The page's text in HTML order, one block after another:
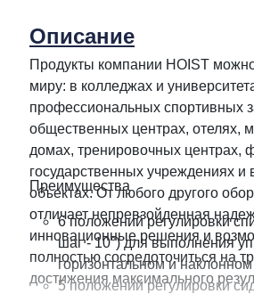
Описание
Продукты компании HOIST
миру: в колледжах и
профессиональных спортивных
общественных центрах, отелях,
домах, тренировочных центрах,
государственных учреждениях и
объектах. От любого другого
отличает непревзойденная
инновационные решения и
полностью сосредоточиться на
достижения максимального
Преимущества
6 положений регулировки
шаг - 10°) для выполнения
горизонтальном и
5 положений регулировки